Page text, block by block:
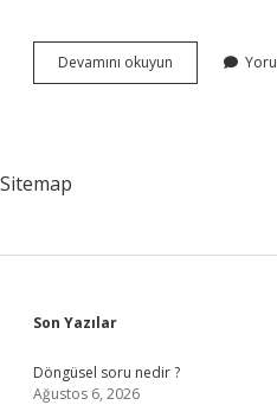
Devamını okuyun
Isminin
Sitemap
Sidebar
Son Yazılar
Döngüsel soru nedir ?
Ağustos 6, 2026